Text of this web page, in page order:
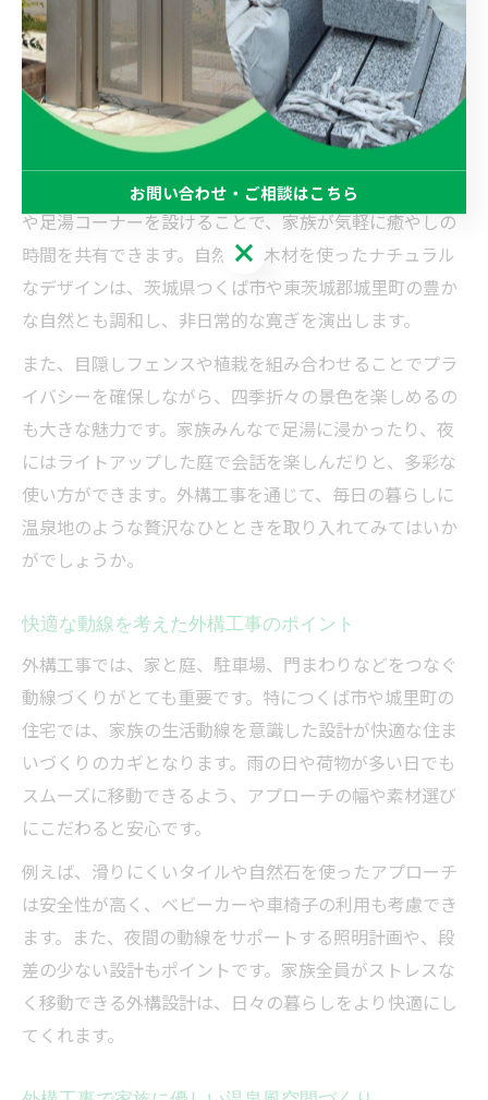
が生まれる空間づくりが可能となります。このような細
やかな工夫が、外構工事で家族の絆を深める秘訣です。
外構工事で家族団らんの温泉庭を形に
自宅の庭で温泉気分を味わうためには、外構工事による
工夫が欠かせません。たとえば、露天風呂風のスペース
や足湯コーナーを設けることで、家族が気軽に癒やしの
時間を共有できます。自然石や木材を使ったナチュラル
なデザインは、茨城県つくば市や東茨城郡城里町の豊か
な自然とも調和し、非日常的な寛ぎを演出します。
また、目隠しフェンスや植栽を組み合わせることでプラ
イバシーを確保しながら、四季折々の景色を楽しめるの
も大きな魅力です。家族みんなで足湯に浸かったり、夜
にはライトアップした庭で会話を楽しんだりと、多彩な
使い方ができます。外構工事を通じて、毎日の暮らしに
温泉地のような贅沢なひとときを取り入れてみてはいか
がでしょうか。
快適な動線を考えた外構工事のポイント
外構工事では、家と庭、駐車場、門まわりなどをつなぐ
動線づくりがとても重要です。特につくば市や城里町の
住宅では、家族の生活動線を意識した設計が快適な住ま
いづくりのカギとなります。雨の日や荷物が多い日でも
スムーズに移動できるよう、アプローチの幅や素材選び
にこだわると安心です。
例えば、滑りにくいタイルや自然石を使ったアプローチ
は安全性が高く、ベビーカーや車椅子の利用も考慮でき
ます。また、夜間の動線をサポートする照明計画や、段
差の少ない設計もポイントです。家族全員がストレスな
く移動できる外構設計は、日々の暮らしをより快適にし
てくれます。
お問い合わせ・ご相談はこちら
お問い合わせ・ご相談はこちら